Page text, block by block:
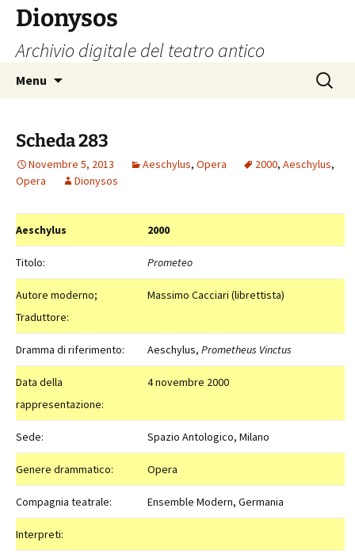
contenuto
Dionysos
Archivio digitale del teatro antico
Menu
Ricerca
per:
Scheda 283
Novembre 5, 2013 Aeschylus, Opera 2000, Aeschylus,
Opera
Dionysos
Aeschylus 2000
Titolo: Prometeo
Autore moderno;
Traduttore:
Massimo Cacciari (librettista)
Dramma di riferimento: Aeschylus, Prometheus Vinctus
Data della
rappresentazione:
4 novembre 2000
Sede: Spazio Antologico, Milano
Genere drammatico: Opera
Compagnia teatrale: Ensemble Modern, Germania
Interpreti: